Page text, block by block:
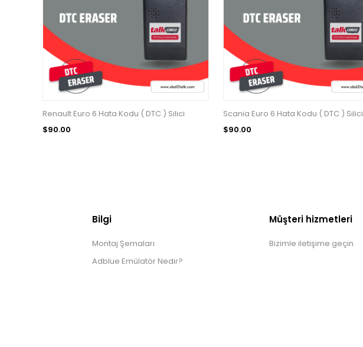
Renault Euro 6 Hata Kodu ( DTC ) Silici
$90.00
Scania Euro 6 Hata Kodu ( DTC ) Silici
$90.00
Bilgi
Montaj Şemaları
Adblue Emülatör Nedir?
Müşteri hizmetleri
Bizimle iletişime geçin